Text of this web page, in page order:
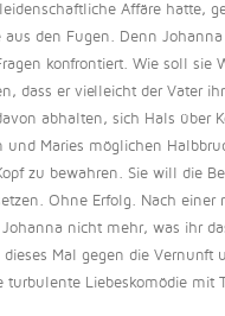
Affäre hatte,
aus den Fugen. Denn
konfrontiert. Wie soll sie
dass er vielleicht der Vater
abhalten, sich Hals über
und Maries möglichen
zu bewahren. Sie will die
Ohne Erfolg. Nach einer
nicht mehr, was ihr
Mal gegen die Vernunft
turbulente Liebeskomödie mit